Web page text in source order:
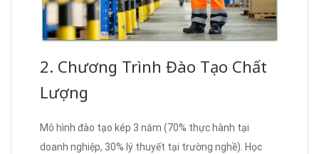
2. Chương Trình Đào Tạo Chất
Lượng
Mô hình đào tạo kép 3 năm (70% thực hành tại
doanh nghiệp, 30% lý thuyết tại trường nghề). Học